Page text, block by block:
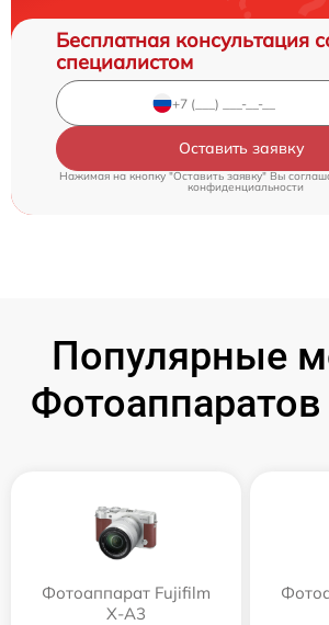
Бесплатная консультация
специалистом
Оставить заявку
Нажимая на кнопку "Оставить заявку" Вы
конфиденциальности
Популярные
Фотоаппарат Fujifilm
X-A3